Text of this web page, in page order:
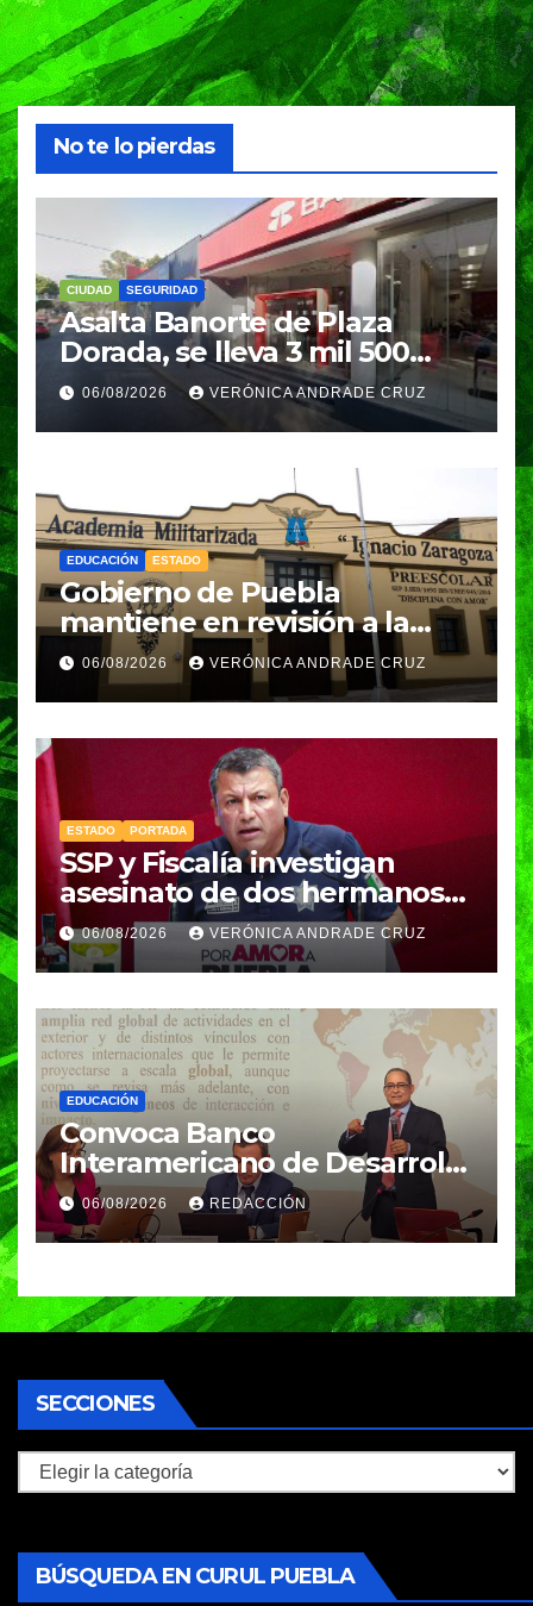
No te lo pierdas
CIUDAD SEGURIDAD
Asalta Banorte de Plaza
Dorada, se lleva 3 mil 500
pesos
06/08/2026 VERÓNICA ANDRADE CRUZ
EDUCACIÓN ESTADO
Gobierno de Puebla
mantiene en revisión a la
Academia Militarizada para
seguir operando: Armenta
06/08/2026 VERÓNICA ANDRADE CRUZ
ESTADO PORTADA
SSP y Fiscalía investigan
asesinato de dos hermanos
en Huixcolotla; refuerzan
seguridad en la Central de
Abasto
06/08/2026 VERÓNICA ANDRADE CRUZ
EDUCACIÓN
Convoca Banco
Interamericano de Desarrollo
a investigador BUAP para
análisis internacional
06/08/2026 REDACCIÓN
SECCIONES
Secciones
BÚSQUEDA EN CURUL PUEBLA